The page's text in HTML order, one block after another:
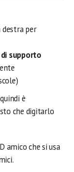
per
di supporto
è
che digitarlo
amico che si usa